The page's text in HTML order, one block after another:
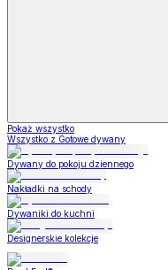
Pokaż wszystko
Wszystko z Gotowe dywany
Dywany do pokoju dziennego
Nakładki na schody
Dywaniki do kuchni
Designerskie kolekcje